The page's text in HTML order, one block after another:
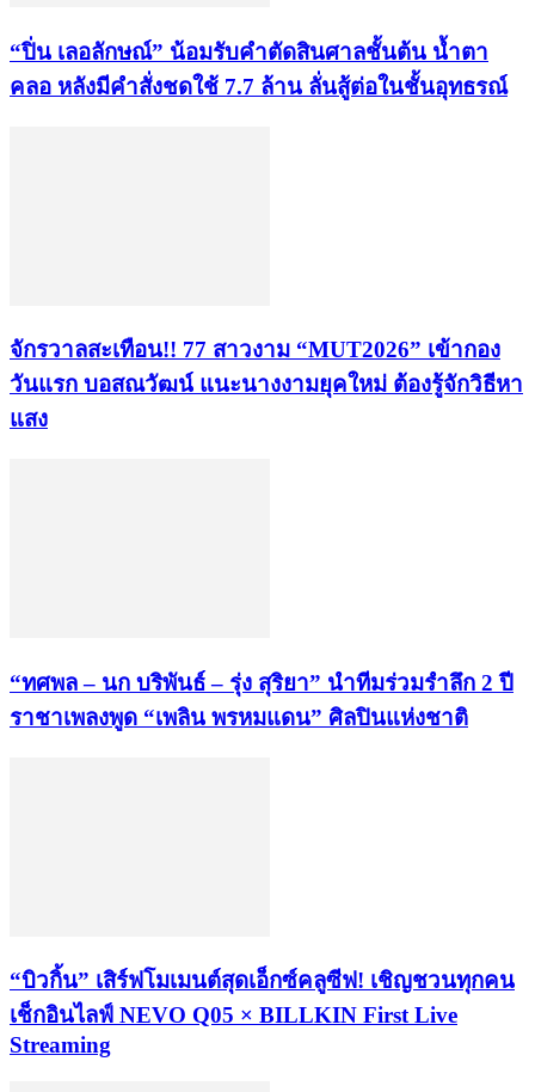
“ปิ่น เลอลักษณ์” น้อมรับคำตัดสินศาลชั้นต้น น้ำตา
คลอ หลังมีคำสั่งชดใช้ 7.7 ล้าน ลั่นสู้ต่อในชั้นอุทธรณ์
จักรวาลสะเทือน!! 77 สาวงาม “MUT2026” เข้ากอง
วันแรก บอสณวัฒน์ แนะนางงามยุคใหม่ ต้องรู้จักวิธีหา
แสง
“ทศพล – นก บริพันธ์ – รุ่ง สุริยา” นำทีมร่วมรำลึก 2 ปี
ราชาเพลงพูด “เพลิน พรหมแดน” ศิลปินแห่งชาติ
“บิวกิ้น” เสิร์ฟโมเมนต์สุดเอ็กซ์คลูซีฟ! เชิญชวนทุกคน
เช็กอินไลฟ์ NEVO Q05 × BILLKIN First Live
Streaming